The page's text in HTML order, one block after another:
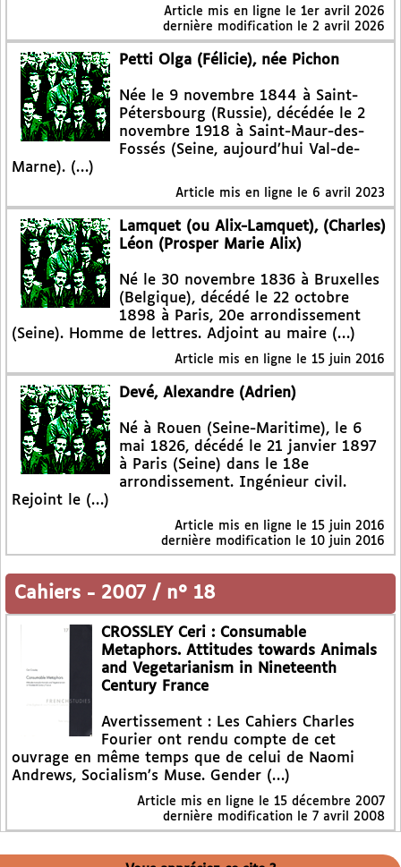
Article mis en ligne le 1er avril 2026
dernière modification le 2 avril 2026
Petti Olga (Félicie), née Pichon
Née le 9 novembre 1844 à Saint-
Pétersbourg (Russie), décédée le 2
novembre 1918 à Saint-Maur-des-
Fossés (Seine, aujourd’hui Val-de-
Marne). (…)
Article mis en ligne le 6 avril 2023
Lamquet (ou Alix-Lamquet), (Charles)
Léon (Prosper Marie Alix)
Né le 30 novembre 1836 à Bruxelles
(Belgique), décédé le 22 octobre
1898 à Paris, 20e arrondissement
(Seine). Homme de lettres. Adjoint au maire (…)
Article mis en ligne le 15 juin 2016
Devé, Alexandre (Adrien)
Né à Rouen (Seine-Maritime), le 6
mai 1826, décédé le 21 janvier 1897
à Paris (Seine) dans le 18e
arrondissement. Ingénieur civil.
Rejoint le (…)
Article mis en ligne le 15 juin 2016
dernière modification le 10 juin 2016
Cahiers - 2007 / n° 18
CROSSLEY Ceri : Consumable
Metaphors. Attitudes towards Animals
and Vegetarianism in Nineteenth
Century France
Avertissement : Les Cahiers Charles
Fourier ont rendu compte de cet
ouvrage en même temps que de celui de Naomi
Andrews, Socialism’s Muse. Gender (…)
Article mis en ligne le 15 décembre 2007
dernière modification le 7 avril 2008